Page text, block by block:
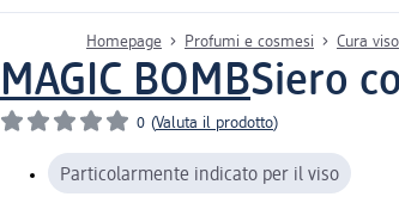
Homepage Profumi e cosmesi Cura viso
MAGIC BOMBSiero
0 (Valuta il prodotto)
Particolarmente indicato per il viso